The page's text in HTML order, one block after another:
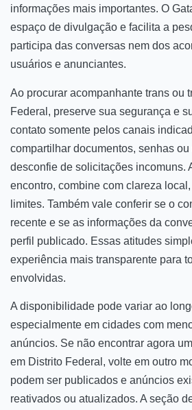
informações mais importantes. O
espaço de divulgação e facilita a
participa das conversas nem dos
usuários e anunciantes.
Ao procurar acompanhante trans ou
Federal, preserve sua segurança e
contato somente pelos canais
compartilhar documentos, senhas
desconfie de solicitações incomuns.
encontro, combine com clareza
limites. Também vale conferir se o
recente e se as informações da
perfil publicado. Essas atitudes
experiência mais transparente para
envolvidas.
A disponibilidade pode variar ao
especialmente em cidades com
anúncios. Se não encontrar agora
em Distrito Federal, volte em outro
podem ser publicados e anúncios
reativados ou atualizados. A seção